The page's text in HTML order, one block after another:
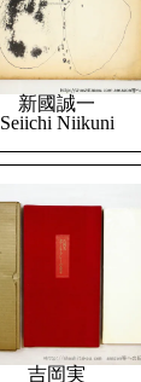
新國誠一
Seiichi Niikuni
吉岡実